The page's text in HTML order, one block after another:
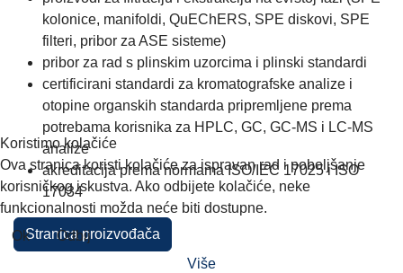
kolonice, manifoldi, QuEChERS, SPE diskovi, SPE
filteri, pribor za ASE sisteme)
pribor za rad s plinskim uzorcima i plinski standardi
certificirani standardi za kromatografske analize i
otopine organskih standarda pripremljene prema
potrebama korisnika za HPLC, GC, GC-MS i LC-MS
analize
akreditacija prema normama ISO/IEC 17025 i ISO
17034
Stranica proizvođača
Koristimo kolačiće
Ova stranica koristi kolačiće za ispravan rad i poboljšanje
korisničkog iskustva. Ako odbijete kolačiće, neke
funkcionalnosti možda neće biti dostupne.
Ok
Odbij
Više